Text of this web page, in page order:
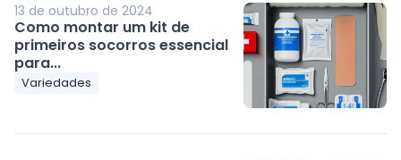
13 de outubro de 2024
Como montar um kit de
primeiros socorros essencial
para...
Variedades